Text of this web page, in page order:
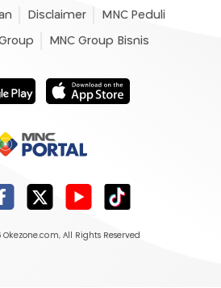
Disclaimer MNC Peduli
MNC Group Bisnis
Okezone.com, All Rights Reserved